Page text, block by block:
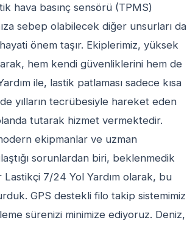
hava basınç sensörü (TPMS)
sebep olabilecek diğer unsurları da
önem taşır. Ekiplerimiz, yüksek
hem kendi güvenliklerini hem de
ile, lastik patlaması sadece kısa
yılların tecrübesiyle hareket eden
tutarak hizmet vermektedir.
ekipmanlar ve uzman
sorunlardan biri, beklenmedik
Lastikçi 7/24 Yol Yardım olarak, bu
GPS destekli filo takip sistemimiz
sürenizi minimize ediyoruz. Deniz,